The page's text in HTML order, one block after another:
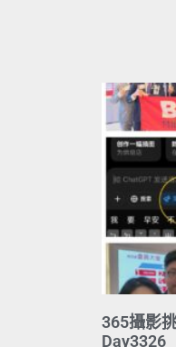
365攝影
Day3326